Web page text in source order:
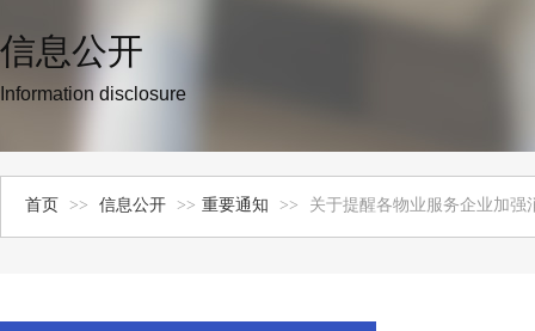
信息公开
Information disclosure
首页 >> 信息公开 >> 重要通知 >> 关于提醒各物业服务企业加强